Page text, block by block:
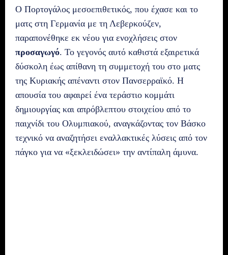
Ο Πορτογάλος μεσοεπιθετικός, που έχασε και το
ματς στη Γερμανία με τη Λεβερκούζεν,
παραπονέθηκε εκ νέου για ενοχλήσεις στον
προσαγωγό. Το γεγονός αυτό καθιστά εξαιρετικά
δύσκολη έως απίθανη τη συμμετοχή του στο ματς
της Κυριακής απέναντι στον Πανσερραϊκό. Η
απουσία του αφαιρεί ένα τεράστιο κομμάτι
δημιουργίας και απρόβλεπτου στοιχείου από το
παιχνίδι του Ολυμπιακού, αναγκάζοντας τον Βάσκο
τεχνικό να αναζητήσει εναλλακτικές λύσεις από τον
πάγκο για να «ξεκλειδώσει» την αντίπαλη άμυνα.